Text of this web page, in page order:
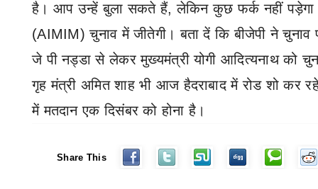
है। आप उन्हें बुला सकते हैं,लेकिन कुछ फर्क नहीं
(AIMIM)चुनाव में जीतेगी। बता दें कि बीजेपी ने चुनाव
जे पी नड्डा से लेकर मुख्यमंत्री योगी आदित्यनाथ को
गृह मंत्री अमित शाह भी आज हैदराबाद में रोड शो कर
में मतदान एक दिसंबर को होना है।
Share This